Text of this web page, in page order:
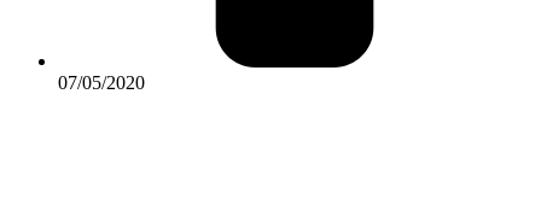
07/05/2020